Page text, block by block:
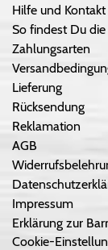
Hilfe und Kontakt
So findest Du
Zahlungsarten
Lieferung
Rücksendung
Reklamation
AGB
Impressum
Erklärung zur
Cookie-